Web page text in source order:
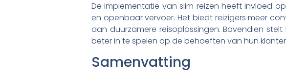
De implementatie van slim reizen heeft invloed
en openbaar vervoer. Het biedt reizigers meer
aan duurzamere reisoplossingen. Bovendien
beter in te spelen op de behoeften van hun
Samenvatting